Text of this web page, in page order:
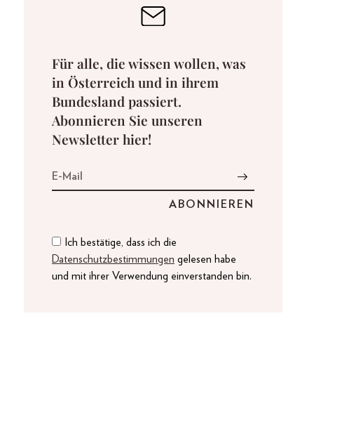
Für alle, die wissen wollen, was
in Österreich und in ihrem
Bundesland passiert.
Abonnieren Sie unseren
Newsletter hier!
Ich bestätige, dass ich die
Datenschutzbestimmungen gelesen habe
und mit ihrer Verwendung einverstanden bin.